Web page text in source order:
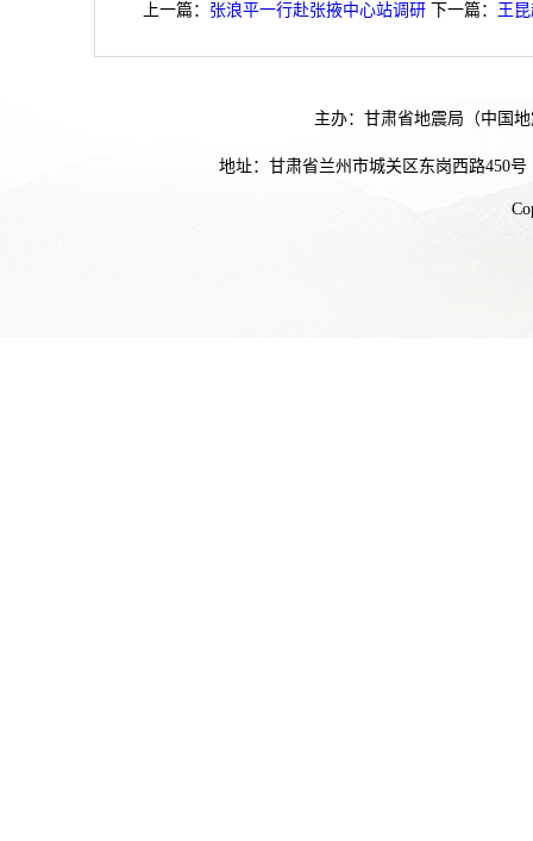
上一篇： 张浪平一行赴张掖中心站调研 下一篇： 王
主办：甘肃省地震局（中国
地址：甘肃省兰州市城关区东岗西路450号